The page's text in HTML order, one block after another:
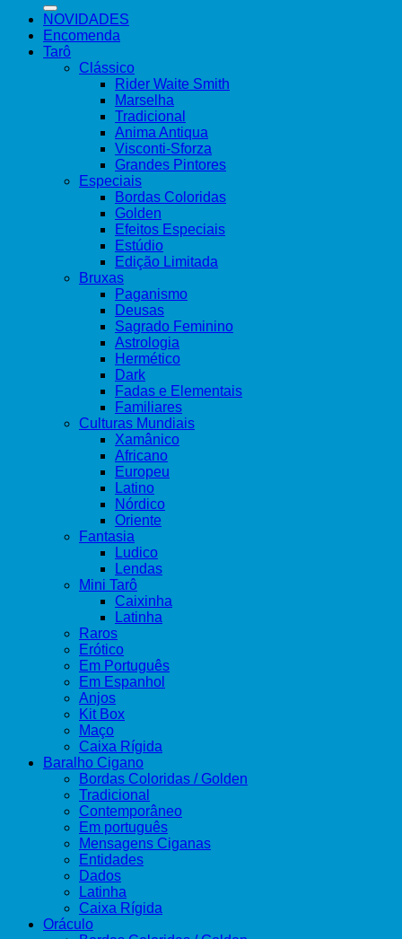
NOVIDADES
Encomenda
Tarô
Clássico
Rider Waite Smith
Marselha
Tradicional
Anima Antiqua
Visconti-Sforza
Grandes Pintores
Especiais
Bordas Coloridas
Golden
Efeitos Especiais
Estúdio
Edição Limitada
Bruxas
Paganismo
Deusas
Sagrado Feminino
Astrologia
Hermético
Dark
Fadas e Elementais
Familiares
Culturas Mundiais
Xamânico
Africano
Europeu
Latino
Nórdico
Oriente
Fantasia
Ludico
Lendas
Mini Tarô
Caixinha
Latinha
Raros
Erótico
Em Português
Em Espanhol
Anjos
Kit Box
Maço
Caixa Rígida
Baralho Cigano
Bordas Coloridas / Golden
Tradicional
Contemporâneo
Em português
Mensagens Ciganas
Entidades
Dados
Latinha
Caixa Rígida
Oráculo